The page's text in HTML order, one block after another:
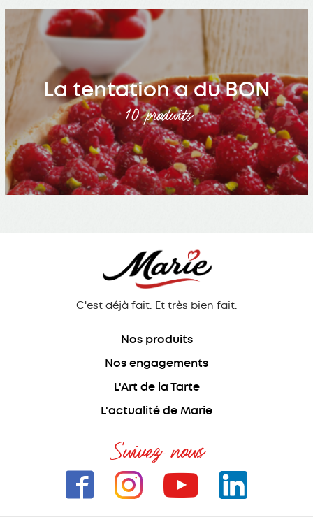
La tentation a du BON
10 produits
C'est déjà fait. Et très bien fait.
Nos produits
Nos engagements
L'Art de la Tarte
L'actualité de Marie
Suivez-nous